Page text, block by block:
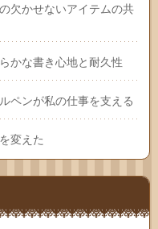
欠かせないアイテムの共
かな書き心地と耐久性
ペンが私の仕事を支える
変えた